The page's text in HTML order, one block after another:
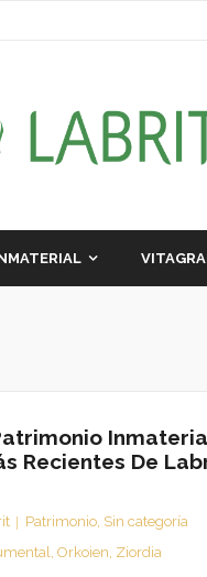
Recientes De
Patrimonio, Sin categoría
,Orkoien, Ziordia